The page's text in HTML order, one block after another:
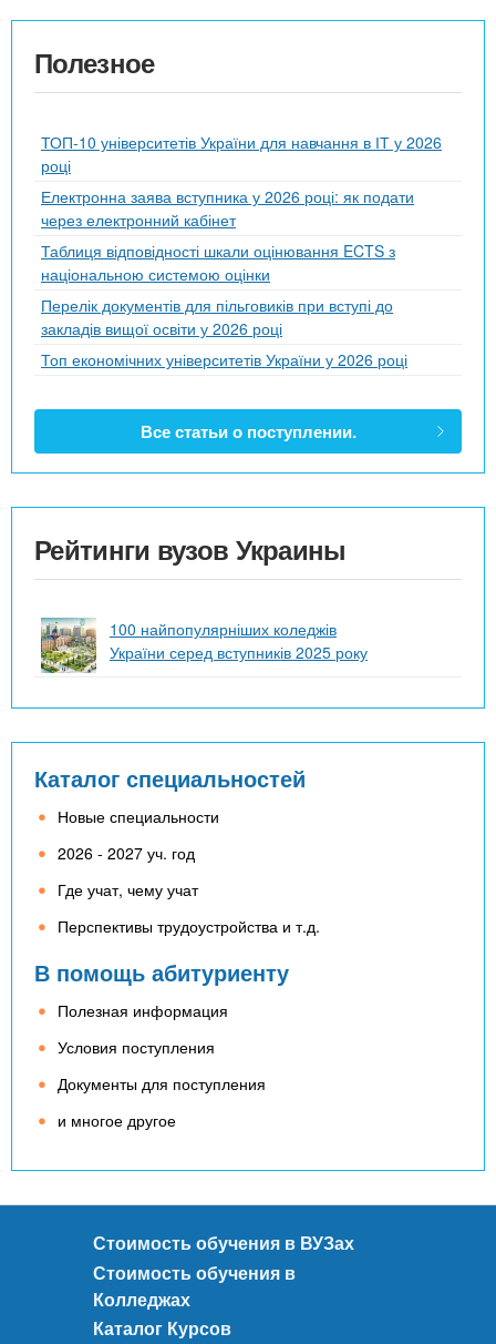
Полезное
ТОП-10 університетів України для навчання в ІТ у 2026
році
Електронна заява вступника у 2026 році: як подати
через електронний кабінет
Таблиця відповідності шкали оцінювання ECTS з
національною системою оцінки
Перелік документів для пільговиків при вступі до
закладів вищої освіти у 2026 році
Топ економічних університетів України у 2026 році
Все статьи о поступлении.
Рейтинги вузов Украины
100 найпопулярніших коледжів
України серед вступників 2025 року
Каталог специальностей
Новые специальности
2026 - 2027 уч. год
Где учат, чему учат
Перспективы трудоустройства и т.д.
В помощь абитуриенту
Полезная информация
Условия поступления
Документы для поступления
и многое другое
Стоимость обучения в ВУЗах
Стоимость обучения в
Колледжах
Каталог Курсов